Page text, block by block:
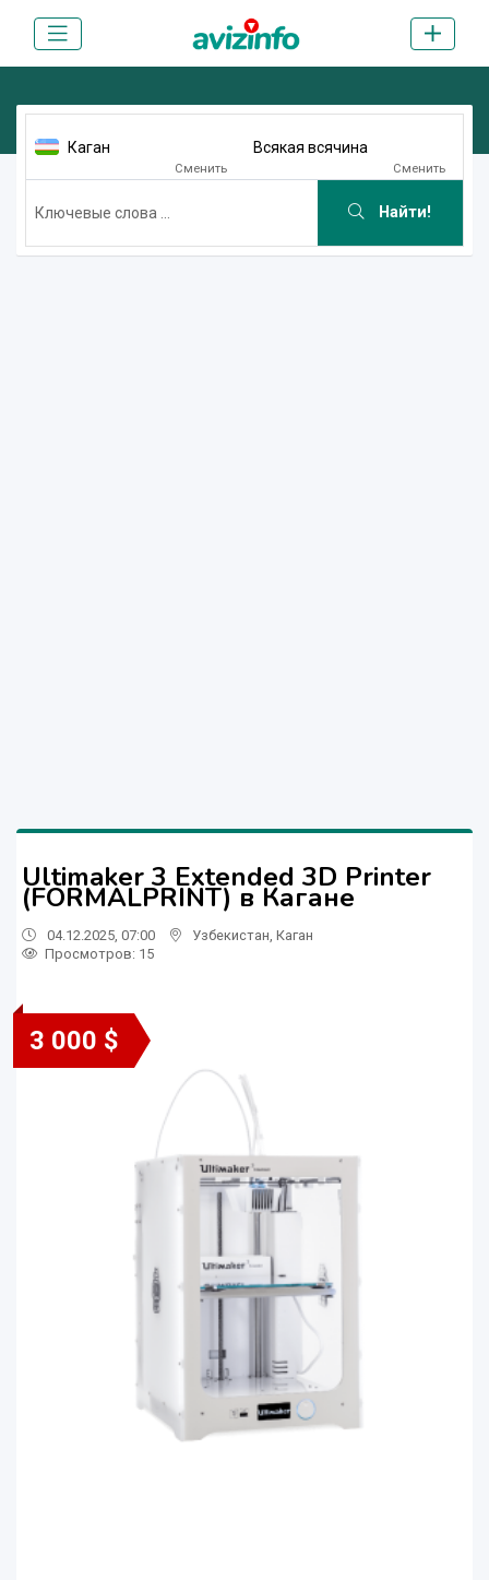
Каган
Сменить
Всякая всячина
Сменить
Найти!
Ultimaker 3 Extended 3D Printer
(FORMALPRINT) в Кагане
04.12.2025, 07:00 Узбекистан Каган
Просмотров: 15
3 000 $